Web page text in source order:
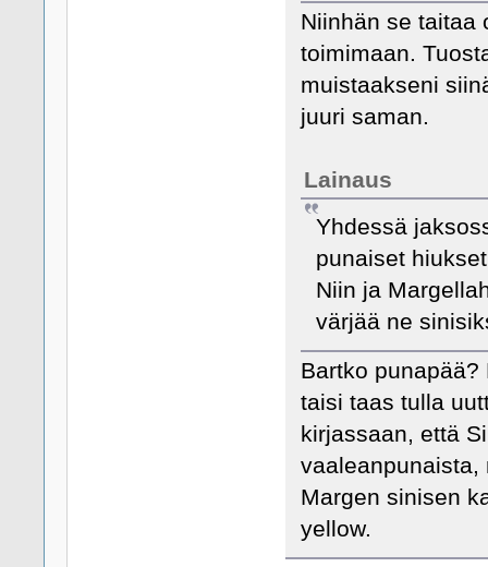
Niinhän se taitaa
toimimaan.
muistaakseni
juuri saman.
Lainaus
Yhdessä
punaiset
Niin ja
värjää ne
Bartko
taisi taas tulla
kirjassaan, että
vaaleanpunaista,
Margen sinisen
yellow.